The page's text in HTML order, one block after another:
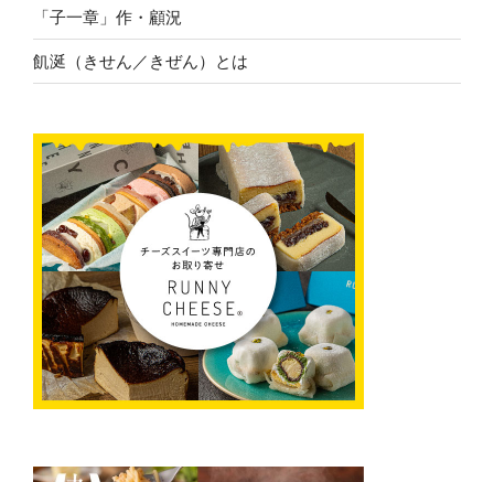
「子一章」作・顧況
飢涎（きせん／きぜん）とは